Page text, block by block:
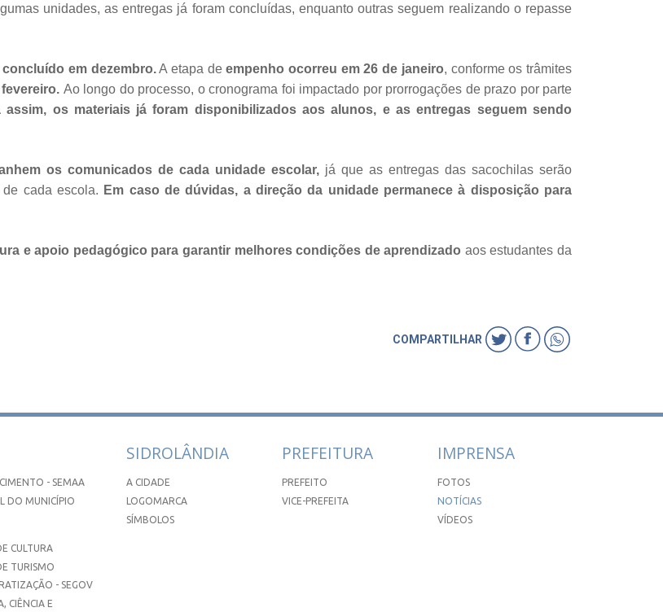
unidades, as entregas já foram concluídas, enquanto outras seguem realizando o repasse
em dezembro.A etapa deempenho ocorreu em 26 de janeiro, conforme os trâmites
Ao longo do processo, o cronograma foi impactado por prorrogações de prazo por parte
assim, os materiais já foram disponibilizados aos alunos, e as entregas seguem sendo
os comunicados de cada unidade escolar, já que as entregas das sacochilas serão
cada escola. Em caso de dúvidas, a direção da unidade permanece à disposição para
e apoio pedagógico para garantir melhores condições de aprendizado aos estudantes da
COMPARTILHAR
- SEMAA
DO MUNICÍPIO
CULTURA
TURISMO
- SEGOV
CIÊNCIA E
SIDROLÂNDIA
A CIDADE
LOGOMARCA
SÍMBOLOS
PREFEITURA
PREFEITO
VICE-PREFEITA
IMPRENSA
FOTOS
NOTÍCIAS
VÍDEOS